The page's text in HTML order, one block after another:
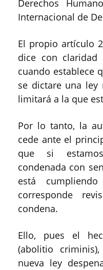
Derechos
Internacional de
El propio artículo
dice con claridad
cuando establece
se dictare una ley
limitará a la que
Por lo tanto, la
cede ante el
que si
condenada con
está
corresponde
condena.
Ello, pues el
(abolitio
nueva ley